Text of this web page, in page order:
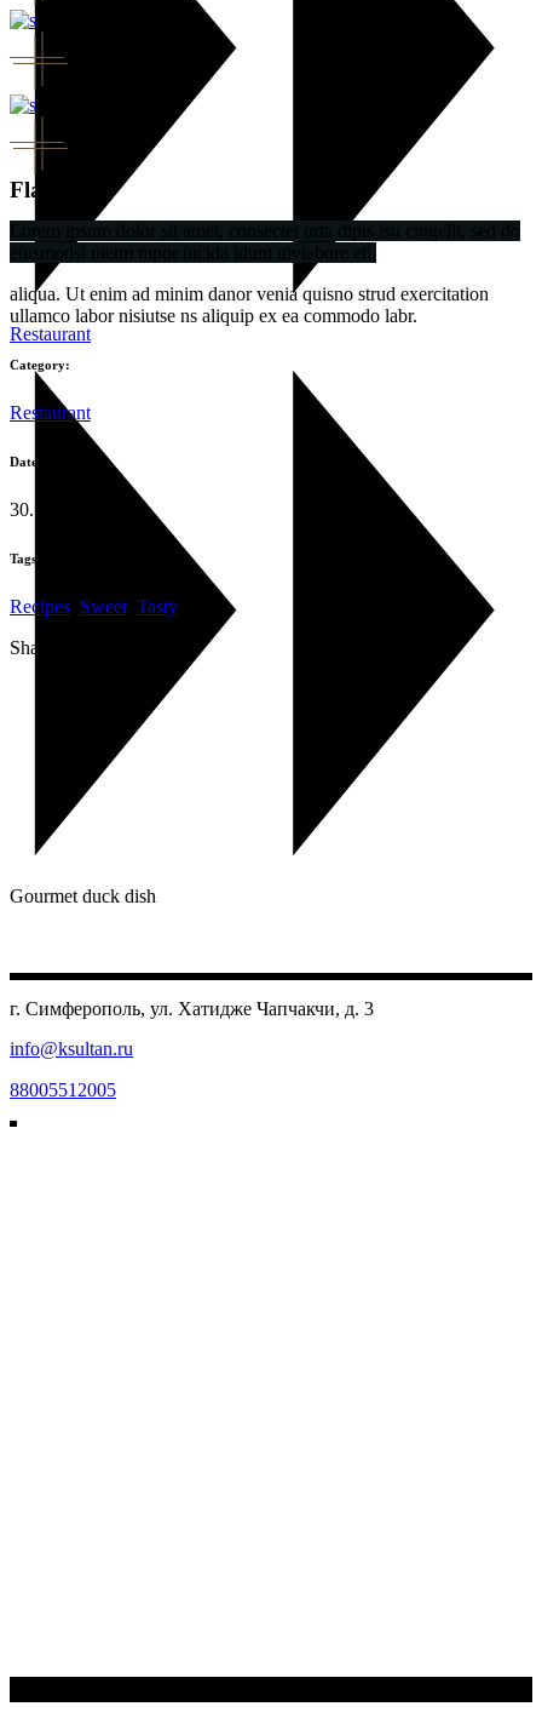
Restaurant
Gourmet duck dish
Flavor
aliqua. Ut enim ad minim danor venia quisno strud exercitation
ullamco labor nisiutse ns aliquip ex ea commodo labr.
Category:
Restaurant
Date:
30.10.2019
Tags:
Recipes Sweet Tasty
Share:
г. Симферополь, ул. Хатидже Чапчакчи, д. 3
info@ksultan.ru
88005512005